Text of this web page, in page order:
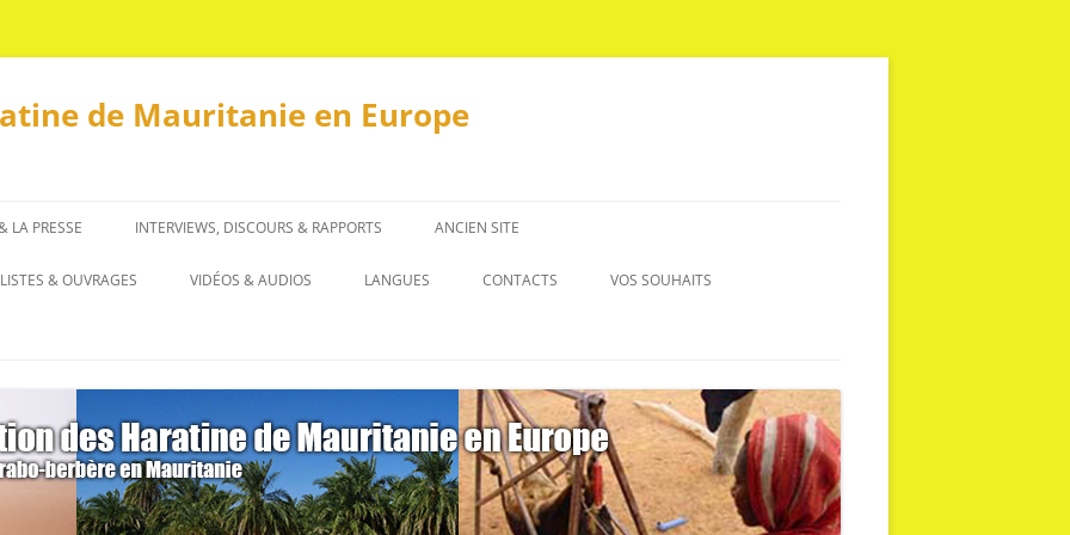
de Mauritanie en Europe
LA PRESSE INTERVIEWS, DISCOURS & RAPPORTS
INTERVIEWS
ANCIEN SITE
LISTES & OUVRAGES VIDÉOS & AUDIOS LANGUES CONTACTS VOS SOUHAITS